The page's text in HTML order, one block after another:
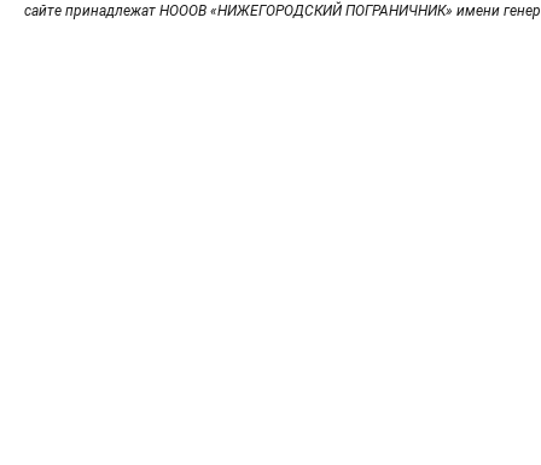
сайте принадлежат НОООВ «НИЖЕГОРОДСКИЙ ПОГРАНИЧНИК» имени